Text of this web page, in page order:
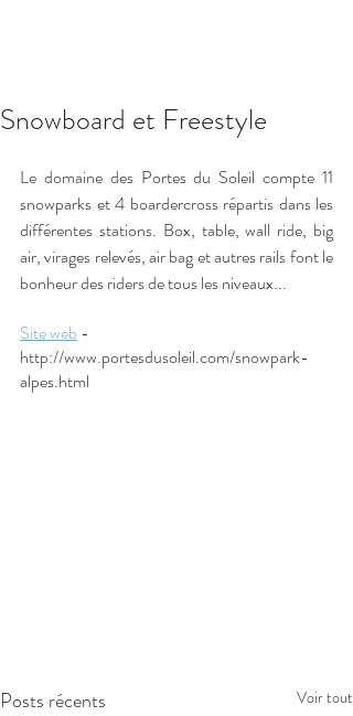
Snowboard et Freestyle
Le domaine des Portes du Soleil compte 11
snowparks et 4 boardercross répartis dans les
différentes stations. Box, table, wall ride, big
air, virages relevés, air bag et autres rails font le
bonheur des riders de tous les niveaux...
Site web -
http://www.portesdusoleil.com/snowpark-
alpes.html
Posts récents Voir tout